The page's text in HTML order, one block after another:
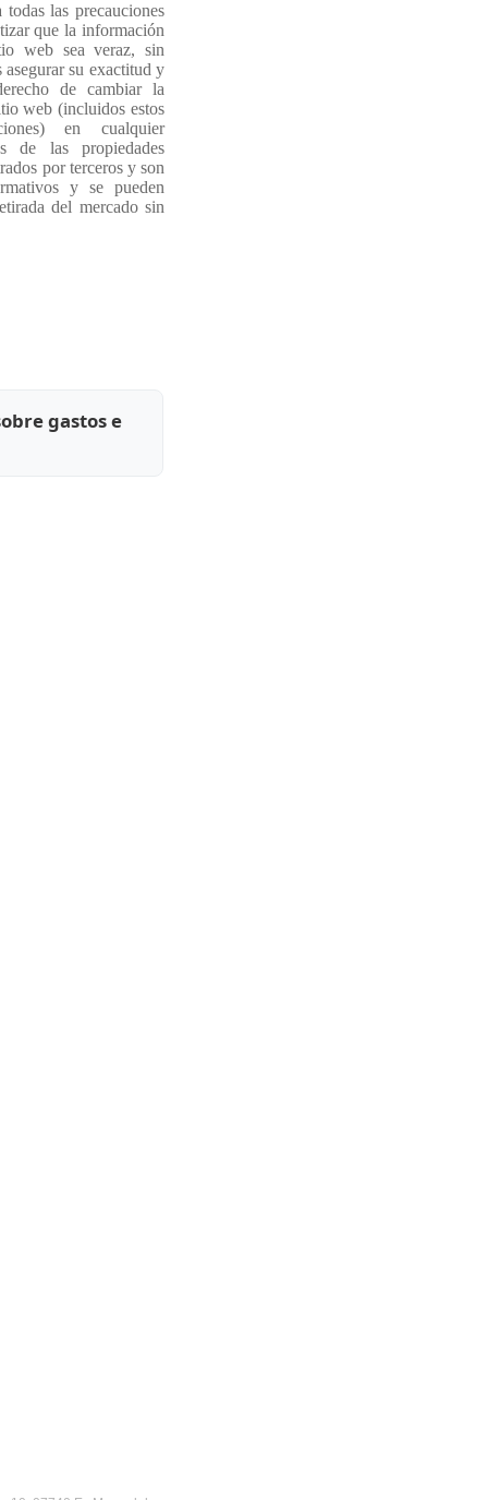
las precauciones
que la información
web sea veraz, sin
su exactitud y
de cambiar la
web (incluidos estos
en cualquier
de las propiedades
por terceros y son
y se pueden
del mercado sin